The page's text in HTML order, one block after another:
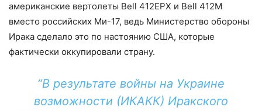
американские вертолеты Bell 412EPX и Bell 412M
вместо российских Ми-17, ведь Министерство обороны
Ирака сделало это по настоянию США, которые
фактически оккупировали страну.
“В результате войны на Украине
возможности (ИКАКК) Иракского